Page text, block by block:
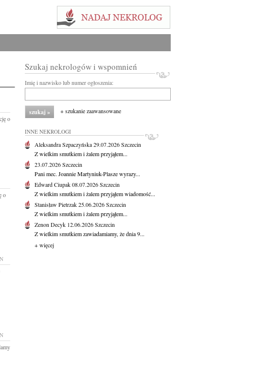
o
o
Szukaj nekrologów i wspomnień
Imię i nazwisko lub numer ogłoszenia:
+ szukanie zaawansowane
INNE NEKROLOGI
Aleksandra Szpaczyńska29.07.2026Szczecin
Z wielkim smutkiem i żalem przyjąłem...
23.07.2026Szczecin
Pani mec. Joannie Martyniuk-Plasze wyrazy...
Edward Ciupak08.07.2026Szczecin
Z wielkim smutkiem i żalem przyjąłem wiadomość...
Stanisław Pietrzak25.06.2026Szczecin
Z wielkim smutkiem i żalem przyjąłem...
Zenon Decyk 12.06.2026Szczecin
Z wielkim smutkiem zawiadamiamy, że dnia 9...
+ więcej